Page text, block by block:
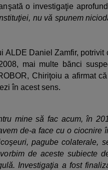
o investigaţie
nu vă spunem
ALDE Daniel Zamfir, potrivit
mai multe bănci
Chiriţoiu a afirmat
în acest sens.
mine să fac acum, în
de-a face cu o ciocnire
pagube colaterale,
de aceste subiecte
Investigaţia a fost